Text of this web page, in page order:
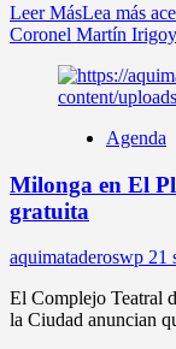
Leer MásLea más
Coronel Martín
Agenda
Milonga en El
gratuita
aquimataderoswp 21
El Complejo Teatral
la Ciudad anuncian